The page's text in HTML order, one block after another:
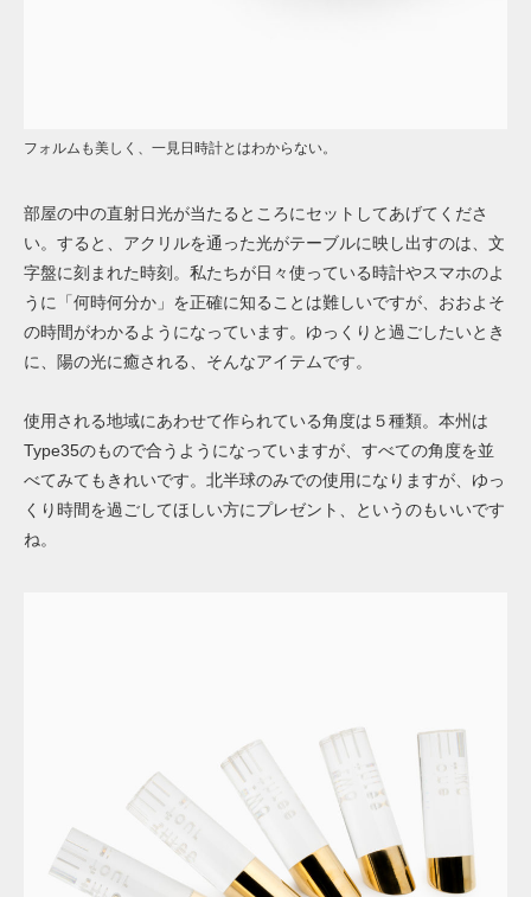
フォルムも美しく、一見日時計とはわからない。
部屋の中の直射日光が当たるところにセットしてあげてくださ
い。すると、アクリルを通った光がテーブルに映し出すのは、文
字盤に刻まれた時刻。私たちが日々使っている時計やスマホのよ
うに「何時何分か」を正確に知ることは難しいですが、おおよそ
の時間がわかるようになっています。ゆっくりと過ごしたいとき
に、陽の光に癒される、そんなアイテムです。
使用される地域にあわせて作られている角度は５種類。本州は
Type35のもので合うようになっていますが、すべての角度を並
べてみてもきれいです。北半球のみでの使用になりますが、ゆっ
くり時間を過ごしてほしい方にプレゼント、というのもいいです
ね。